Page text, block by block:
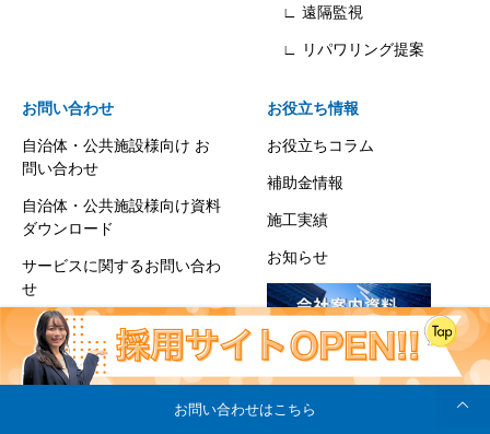
∟ 遠隔監視
∟ リパワリング提案
お問い合わせ
自治体・公共施設様向け お
問い合わせ
自治体・公共施設様向け資料
ダウンロード
サービスに関するお問い合わ
せ
お見積り・シミュレーション
太陽光発電の運用・保守に関
するお問い合わせ
お役立ち情報
お役立ちコラム
補助金情報
施工実績
お知らせ
お問い合わせはこちら